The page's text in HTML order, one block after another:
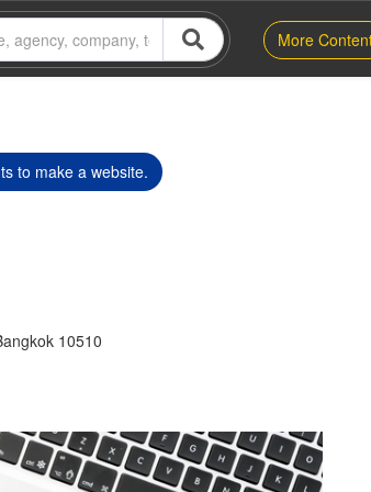
More
to make a website.
10510